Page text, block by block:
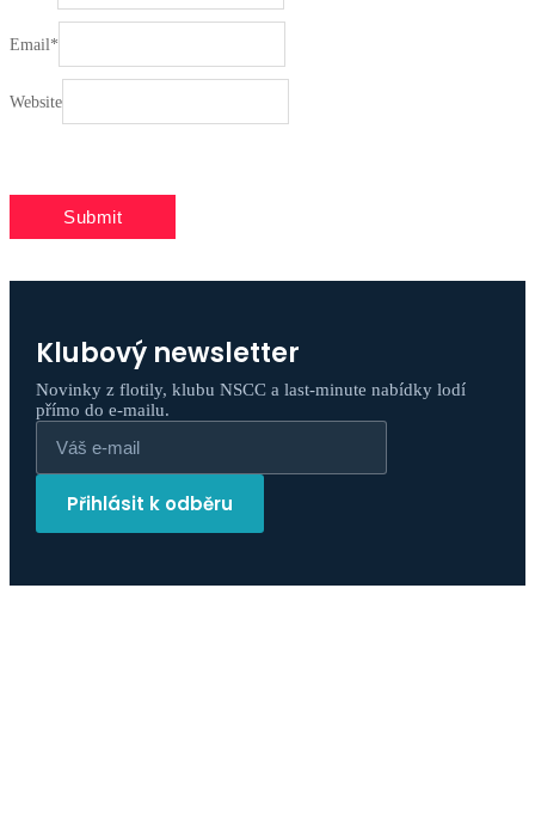
Email *
Website
Klubový newsletter
Novinky z flotily, klubu NSCC a last-minute nabídky lodí
přímo do e-mailu.
Přihlásit k odběru